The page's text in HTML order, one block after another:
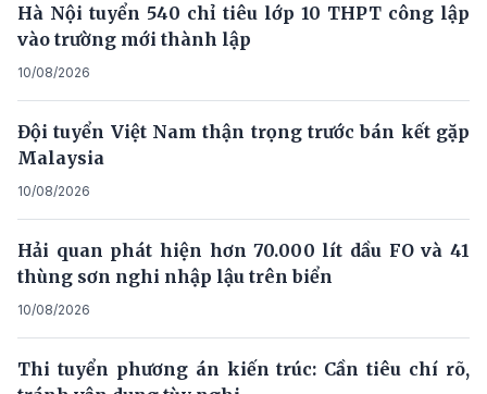
Hà Nội tuyển 540 chỉ tiêu lớp 10 THPT công lập
vào trường mới thành lập
10/08/2026
Đội tuyển Việt Nam thận trọng trước bán kết gặp
Malaysia
10/08/2026
Hải quan phát hiện hơn 70.000 lít dầu FO và 41
thùng sơn nghi nhập lậu trên biển
10/08/2026
Thi tuyển phương án kiến trúc: Cần tiêu chí rõ,